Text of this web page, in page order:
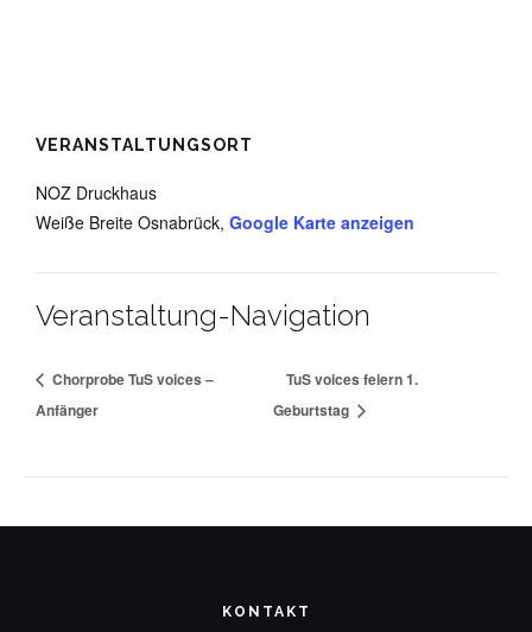
VERANSTALTUNGSORT
NOZ Druckhaus
Weiße Breite Osnabrück, Google Karte anzeigen
Veranstaltung-Navigation
Chorprobe TuS voices –
Anfänger
TuS voices feiern 1.
Geburtstag
KONTAKT